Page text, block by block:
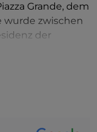
Grande, dem
wurde zwischen
der
der